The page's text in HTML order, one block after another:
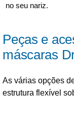
no seu nariz.
Peças e
máscaras
As várias opções
estrutura flexível